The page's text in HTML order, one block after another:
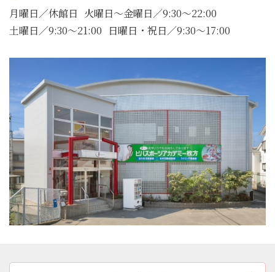
月曜日／休館日 火曜日〜金曜日／9:30〜22:00
土曜日／9:30〜21:00
日曜日・祝日／9:30〜17:00